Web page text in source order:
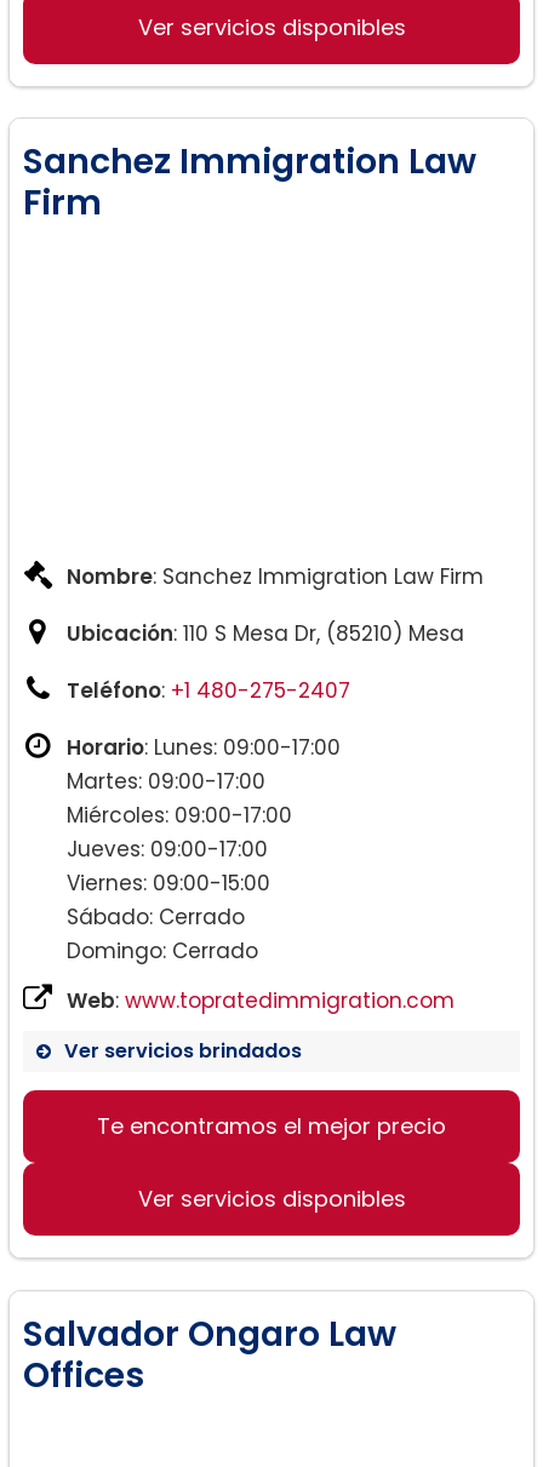
Ver servicios disponibles
Sanchez Immigration Law
Firm
Nombre: Sanchez Immigration Law Firm
Ubicación: 110 S Mesa Dr, (85210) Mesa
Teléfono: +1 480-275-2407
Horario: Lunes: 09:00-17:00
Martes: 09:00-17:00
Miércoles: 09:00-17:00
Jueves: 09:00-17:00
Viernes: 09:00-15:00
Sábado: Cerrado
Domingo: Cerrado
Web: www.topratedimmigration.com
Ver servicios brindados
Te encontramos el mejor precio
Ver servicios disponibles
Salvador Ongaro Law
Offices